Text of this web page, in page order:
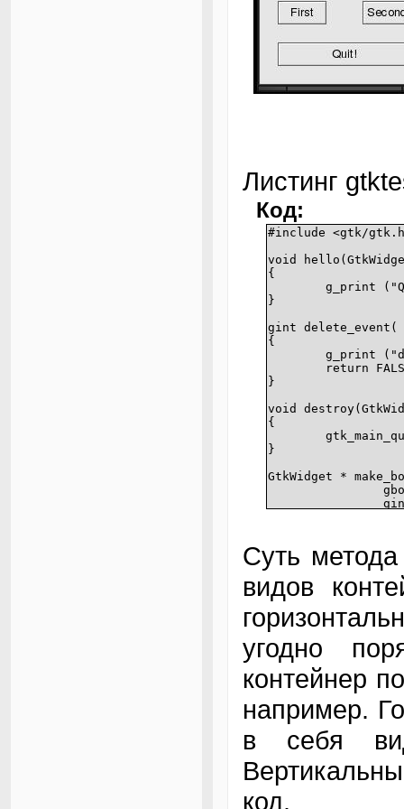
Листинг
Код:
#include <gtk/
void
{
g_print
}
gint delete_event(
{
g_print
return
}
void
{
}
GtkWidget *
{
GtkWidget
GtkWidget
box =
button =
Суть
видов
угодно
контейнер
например.
в себя
код.